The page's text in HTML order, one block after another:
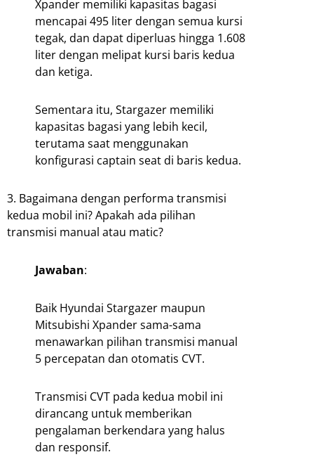
Xpander memiliki kapasitas bagasi
mencapai 495 liter dengan semua kursi
tegak, dan dapat diperluas hingga 1.608
liter dengan melipat kursi baris kedua
dan ketiga.
Sementara itu, Stargazer memiliki
kapasitas bagasi yang lebih kecil,
terutama saat menggunakan
konfigurasi captain seat di baris kedua.
3. Bagaimana dengan performa transmisi
kedua mobil ini? Apakah ada pilihan
transmisi manual atau matic?
Jawaban:
Baik Hyundai Stargazer maupun
Mitsubishi Xpander sama-sama
menawarkan pilihan transmisi manual
5 percepatan dan otomatis CVT.
Transmisi CVT pada kedua mobil ini
dirancang untuk memberikan
pengalaman berkendara yang halus
dan responsif.